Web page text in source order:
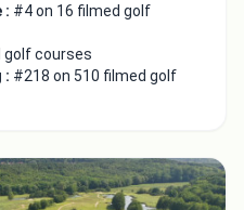
: #4 on 16 filmed golf
golf courses
: #218 on 510 filmed golf